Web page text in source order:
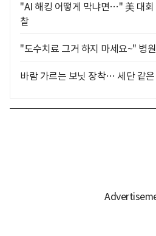
"AI 해킹 어떻게 막냐면…" 美 대회
찰
"도수치료 그거 하지 마세요~" 병
바람 가르는 보닛 장착… 세단 같